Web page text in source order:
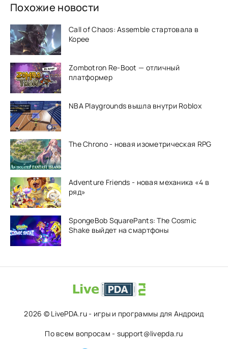
Похожие новости
Call of Chaos: Assemble стартовала в
Корее
Zombotron Re-Boot — отличный
платформер
NBA Playgrounds вышла внутри Roblox
The Chrono - новая изометрическая RPG
Adventure Friends - новая механика «4 в
ряд»
SpongeBob SquarePants: The Cosmic
Shake выйдет на смартфоны
2026 © LivePDA.ru - игры и программы для Андроид
По всем вопросам - support@livepda.ru